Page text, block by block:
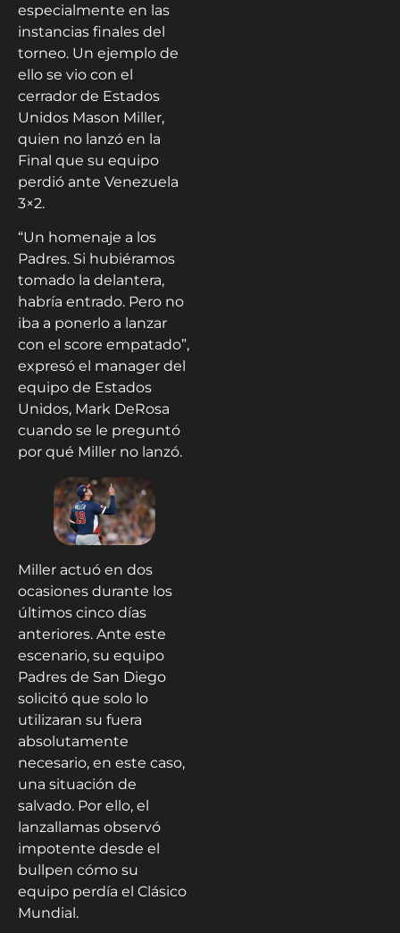
especialmente en las
instancias finales del
torneo. Un ejemplo de
ello se vio con el
cerrador de Estados
Unidos Mason Miller,
quien no lanzó en la
Final que su equipo
perdió ante Venezuela
3×2.
“Un homenaje a los
Padres. Si hubiéramos
tomado la delantera,
habría entrado. Pero no
iba a ponerlo a lanzar
con el score empatado”,
expresó el manager del
equipo de Estados
Unidos, Mark DeRosa
cuando se le preguntó
por qué Miller no lanzó.
Miller actuó en dos
ocasiones durante los
últimos cinco días
anteriores. Ante este
escenario, su equipo
Padres de San Diego
solicitó que solo lo
utilizaran su fuera
absolutamente
necesario, en este caso,
una situación de
salvado. Por ello, el
lanzallamas observó
impotente desde el
bullpen cómo su
equipo perdía el Clásico
Mundial.